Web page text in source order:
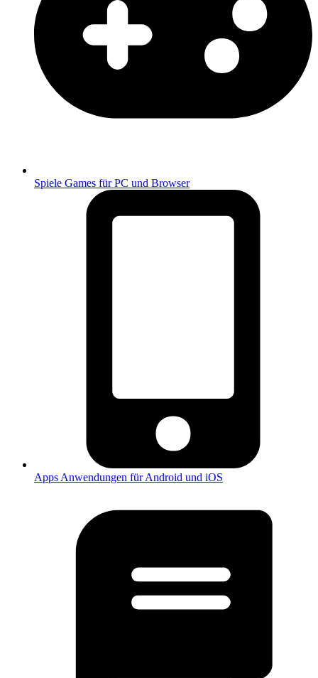
Spiele Games für PC und Browser
Apps Anwendungen für Android und iOS